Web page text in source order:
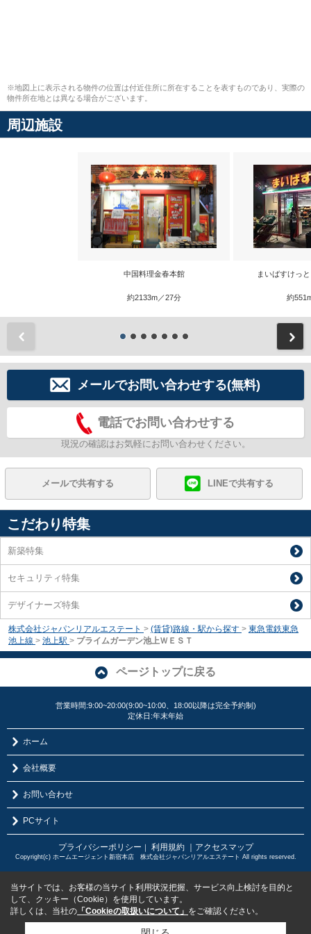
※地図上に表示される物件の位置は付近住所に所在することを表すものであり、実際の
物件所在地とは異なる場合がございます。
周辺施設
中国料理金春本館
約2133m／27分
まいばすけっ
約
メールでお問い合わせする(無料)
電話でお問い合わせする
現況の確認はお気軽にお問い合わせください。
メールで共有する LINEで共有する
こだわり特集
新築特集
セキュリティ特集
デザイナーズ特集
株式会社ジャパンリアルエステート > (賃貸)路線・駅から探す > 東急電鉄東急
池上線 > 池上駅 > プライムガーデン池上ＷＥＳＴ
ページトップに戻る
営業時間:9:00~20:00(9:00~10:00、18:00以降は完全予約制)
定休日:年末年始
ホーム
会社概要
お問い合わせ
PCサイト
プライバシーポリシー 利用規約 ｜アクセスマップ
Copyright(c) ホームエージェント新宿本店 株式会社ジャパンリアルエステート All rights reserved.
当サイトでは、お客様の当サイト利用状況把握、サービス向上検討を目的と
して、クッキー（Cookie）を使用しています。
詳しくは、当社の 「Cookieの取扱いについて」 をご確認ください。